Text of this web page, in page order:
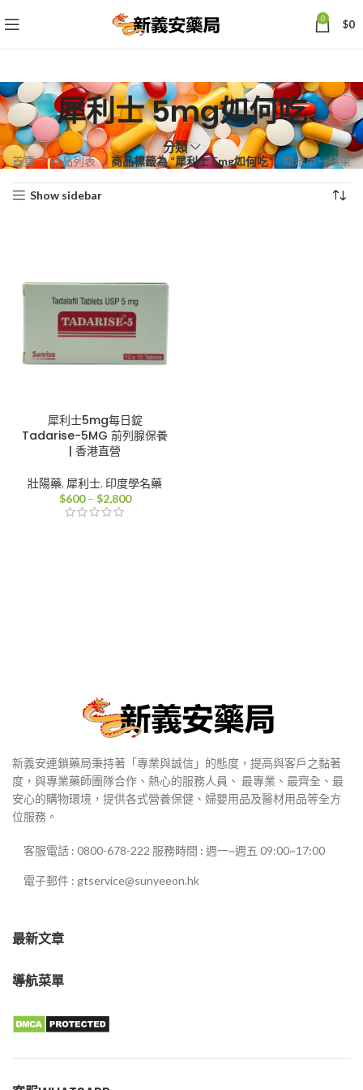
0 $0
犀利士 5mg如何吃
分類
首頁 商品列表 商品標籤為 “犀利士 5mg如何吃” 顯示單一結果
Show sidebar
犀利士5mg每日錠
Tadarise-5MG 前列腺保養
| 香港直營
壯陽藥, 犀利士, 印度學名藥
$600 – $2,800價
新義安連鎖藥局秉持著「專業與誠信」的態度，提高與客戶之黏著
度，與專業藥師團隊合作、熱心的服務人員、 最專業、最齊全、最
安心的購物環境，提供各式營養保健、婦嬰用品及醫材用品等全方
位服務。
客服電話 : 0800-678-222 服務時間 : 週一~週五 09:00~17:00
電子郵件 : gtservice@sunyeeon.hk
最新文章
導航菜單